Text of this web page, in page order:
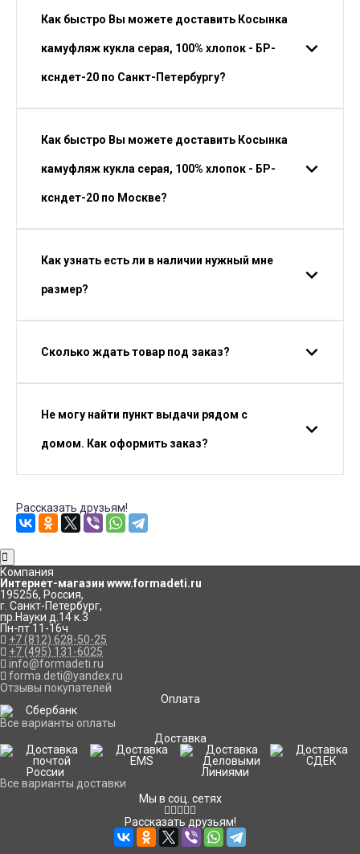
Как быстро Вы можете доставить Косынка
камуфляж кукла серая, 100% хлопок - БР-
ксндет-20 по Санкт-Петербургу?
Как быстро Вы можете доставить Косынка
камуфляж кукла серая, 100% хлопок - БР-
ксндет-20 по Москве?
Как узнать есть ли в наличии нужный мне
размер?
Сколько ждать товар под заказ?
Не могу найти пункт выдачи рядом с
домом. Как оформить заказ?
Рассказать друзьям!
Компания
Интернет-магазин www.formadeti.ru
195256, Россия,
г. Санкт-Петербург,
пр.Науки д.14 к.3
Пн-пт 11-16ч
+7 (812) 628-50-25
+7 (495) 131-6025
info@formadeti.ru
forma.deti@yandex.ru
Отзывы покупателей
Оплата
Все варианты оплаты
Доставка
Все варианты доставки
Мы в соц. сетях
Рассказать друзьям!